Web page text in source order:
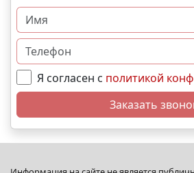
пространство; - гибкая система
ипотечных программ. N5563
Я согласен с политикой
Заказать